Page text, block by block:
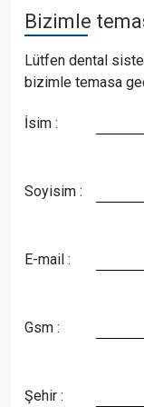
Bizimle
Lütfen dental
bizimle temasa
İsim :
Soyisim :
E-mail :
Gsm :
Şehir :